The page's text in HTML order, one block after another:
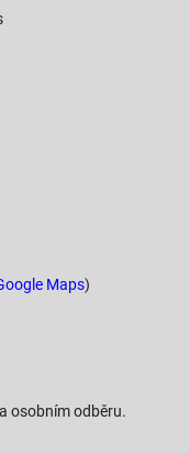
Maps)
osobním odběru.